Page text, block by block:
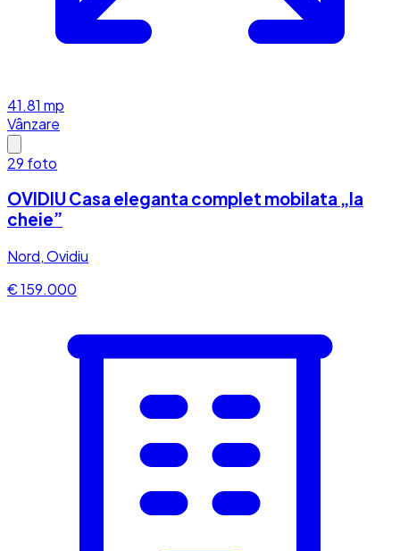
41.81 mp
Vânzare
29 foto
OVIDIU Casa eleganta complet mobilata „la
cheie”
Nord, Ovidiu
€ 159.000